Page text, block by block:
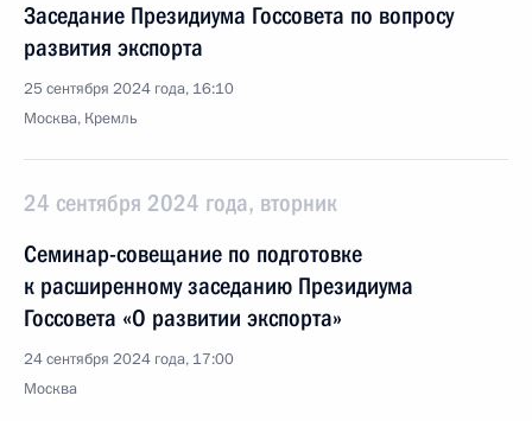
Заседание Президиума Госсовета по вопросу
развития экспорта
25 сентября 2024 года, 16:10
Москва, Кремль
24 сентября 2024 года, вторник
Семинар-совещание по подготовке
к расширенному заседанию Президиума
Госсовета «О развитии экспорта»
24 сентября 2024 года, 17:00
Москва